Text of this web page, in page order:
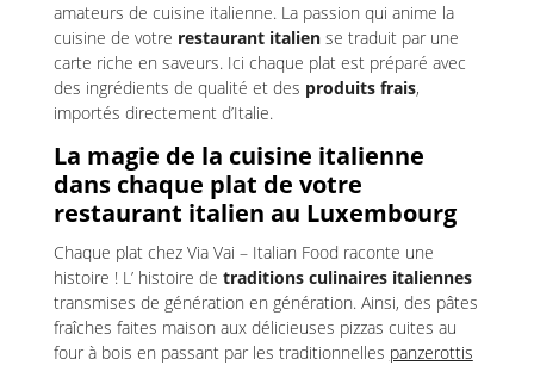
amateurs de cuisine italienne. La passion qui anime la
cuisine de votre restaurant italiense traduit par une
carte riche en saveurs. Ici chaque plat est préparé avec
des ingrédients de qualité et des produits frais,
importés directement d’Italie.
La magie de la cuisine italienne
dans chaque plat de votre
restaurant italien au Luxembourg
Chaque plat chez Via Vai – Italian Food raconte une
histoire ! L’ histoire de traditions culinaires italiennes
transmises de génération en génération. Ainsi, des pâtes
fraîches faites maison aux délicieuses pizzas cuites au
four à bois en passant par les traditionnelles panzerottis